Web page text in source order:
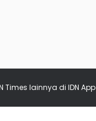
Times lainnya di IDN App